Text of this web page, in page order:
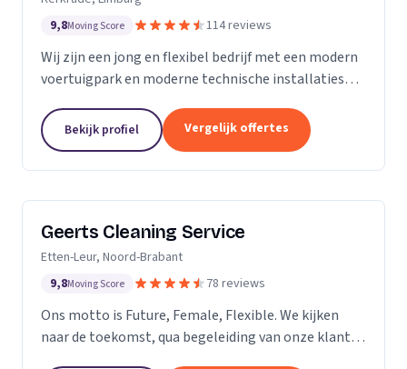
9,8Moving Score 114 reviews
Wij zijn een jong en flexibel bedrijf met een modern
voertuigpark en moderne technische installaties
zowel voor Particulier als zakelijke klanten....
Bekijk profiel Vergelijk offertes
Geerts Cleaning Service
Etten-Leur, Noord-Brabant
9,8Moving Score 78 reviews
Ons motto is Future, Female, Flexible. We kijken
naar de toekomst, qua begeleiding van onze klanten